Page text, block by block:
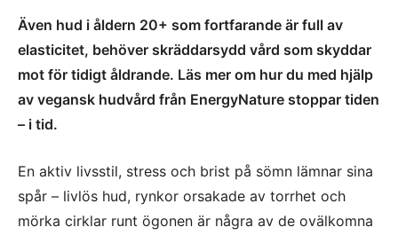
Även hud i åldern 20+ som fortfarande är full av
elasticitet, behöver skräddarsydd vård som skyddar
mot för tidigt åldrande. Läs mer om hur du med hjälp
av vegansk hudvård från EnergyNature stoppar tiden
– i tid.
En aktiv livsstil, stress och brist på sömn lämnar sina
spår – livlös hud, rynkor orsakade av torrhet och
mörka cirklar runt ögonen är några av de ovälkomna